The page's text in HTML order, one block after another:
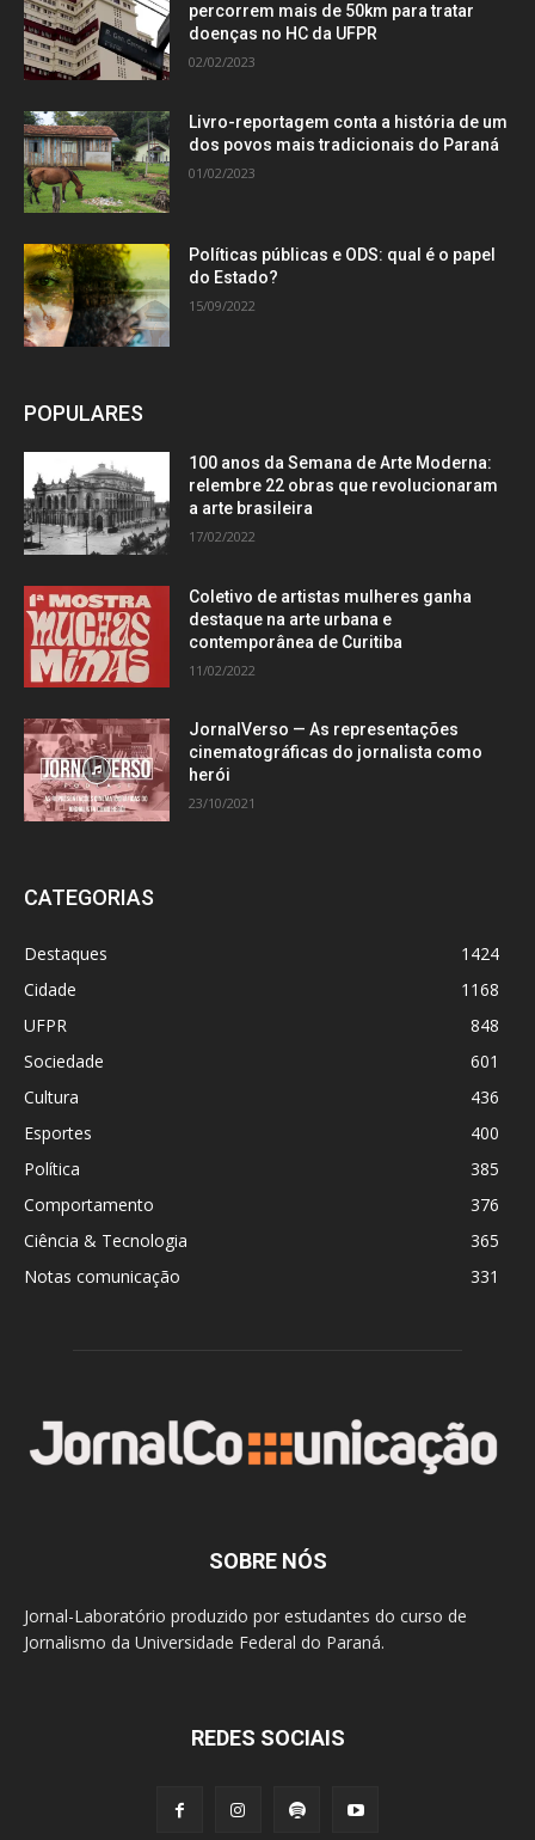
percorrem mais de 50km para tratar
doenças no HC da UFPR
02/02/2023
Livro-reportagem conta a história de um
dos povos mais tradicionais do Paraná
01/02/2023
Políticas públicas e ODS: qual é o papel
do Estado?
15/09/2022
POPULARES
100 anos da Semana de Arte Moderna:
relembre 22 obras que revolucionaram
a arte brasileira
17/02/2022
Coletivo de artistas mulheres ganha
destaque na arte urbana e
contemporânea de Curitiba
11/02/2022
JornalVerso — As representações
cinematográficas do jornalista como
herói
23/10/2021
CATEGORIAS
Destaques
1424
Cidade
1168
UFPR
848
Sociedade
601
Cultura
436
Esportes
400
Política
385
Comportamento
376
Ciência & Tecnologia
365
Notas comunicação
331
SOBRE NÓS
Jornal-Laboratório produzido por estudantes do curso de
Jornalismo da Universidade Federal do Paraná.
REDES SOCIAIS